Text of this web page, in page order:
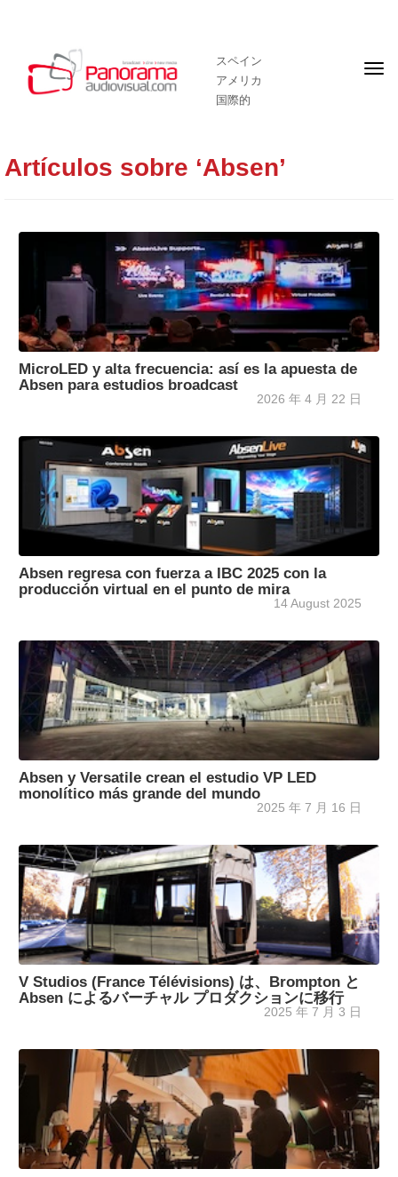
スペイン
アメリカ
国際的
フ
Artículos sobre ‘Absen’
MicroLED y alta frecuencia: así es la apuesta de
Absen para estudios broadcast
2026 年 4 月 22 日
Absen regresa con fuerza a IBC 2025 con la
producción virtual en el punto de mira
14 August 2025
Absen y Versatile crean el estudio VP LED
monolítico más grande del mundo
2025 年 7 月 16 日
V Studios (France Télévisions) は、Brompton と
Absen によるバーチャル プロダクションに移行
2025 年 7 月 3 日